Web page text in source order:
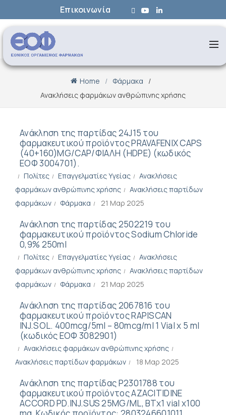
Επικοινωνία
Home
Φάρμακα
Ανακλήσεις φαρμάκων ανθρώπινης χρήσης
Ανάκληση της παρτίδας 24J15 του
φαρμακευτικού προϊόντος PRAVAFENIX CAPS
(40+160)MG/CAP/ΦΙΑΛΗ (HDPE) (κωδικός
ΕΟΦ 3004701).
Πολίτες Επαγγελματίες Υγείας
Ανακλήσεις
φαρμάκων ανθρώπινης χρήσης
Ανακλήσεις παρτίδων
φαρμάκων
Φάρμακα 21 Μαρ 2025
Ανάκληση της παρτίδας 2502219 του
φαρμακευτικού προϊόντος Sodium Chloride
0,9% 250ml
Πολίτες Επαγγελματίες Υγείας
Ανακλήσεις
φαρμάκων ανθρώπινης χρήσης
Ανακλήσεις παρτίδων
φαρμάκων
Φάρμακα 21 Μαρ 2025
Ανάκληση της παρτίδας 2067816 του
φαρμακευτικού προϊόντος RAPISCAN
INJ.SOL. 400mcg/5ml – 80mcg/ml 1 Vial x 5 ml
(κωδικός ΕΟΦ 3082901)
Ανακλήσεις φαρμάκων ανθρώπινης χρήσης
Ανακλήσεις παρτίδων φαρμάκων
18 Μαρ 2025
Ανάκληση της παρτίδας Ρ2301788 του
φαρμακευτικού προϊόντος AZACITIDINE
ACCORD PD.INJ.SUS 25MG/ML, BTx1 vial x100